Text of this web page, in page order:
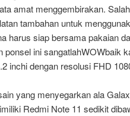
amat menggembirakan.
tambahan untuk
harus siap bersama pakaian
ini sangatlahWOWbaik
inchi dengan resolusi FHD
yang menyegarkan ala
Redmi Note 11 sedikit